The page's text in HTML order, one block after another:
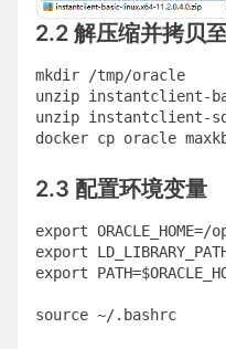
2.2 解压缩并拷贝
mkdir /tmp/oracle
unzip instantclient-
unzip instantclient-
docker cp oracle
2.3 配置环境变量
export
export
export
source ~/.bashrc